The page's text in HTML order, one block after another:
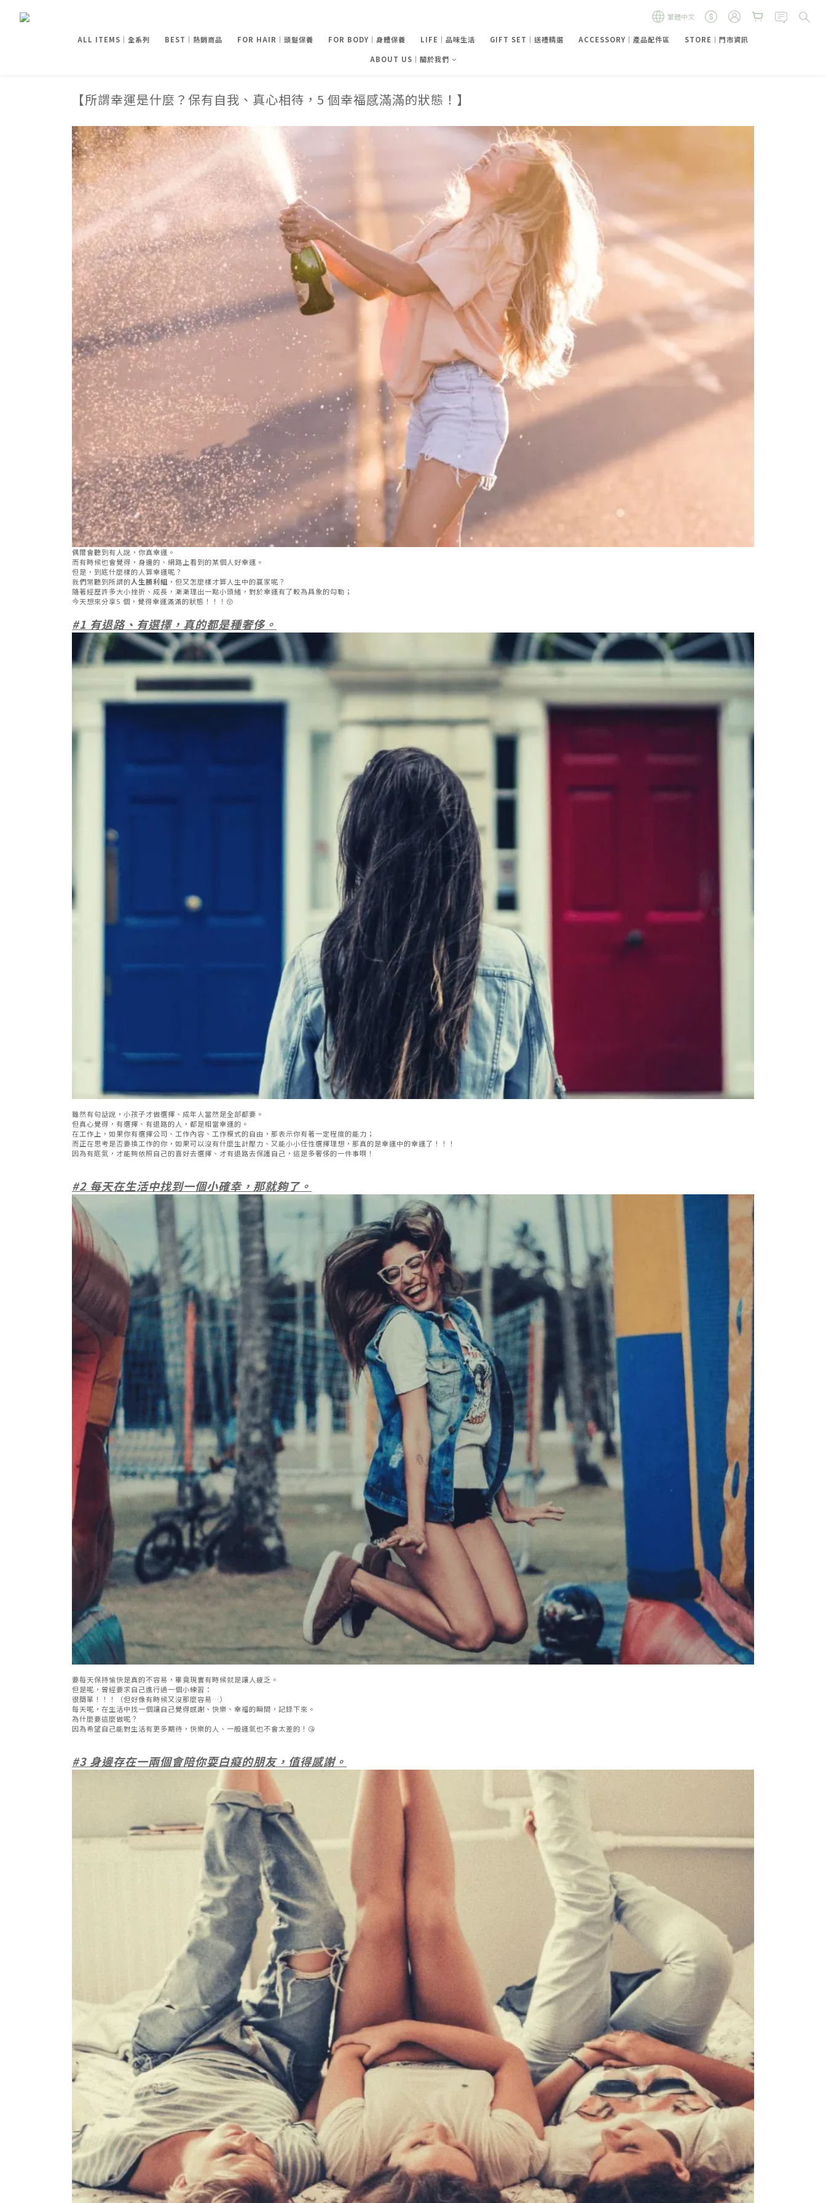
繁體中文
ALL ITEMS｜全系列 BEST｜熱銷商品 FOR HAIR｜頭髮保養 FOR BODY｜身體保養 LIFE｜品味生活 GIFT SET｜送禮精選 ACCESSORY｜產品配件區
STORE｜門市資訊
ABOUT US｜關於我們
【所謂幸運是什麼？保有自我、真心相待，5 個幸福感滿滿的狀態！】
偶爾會聽到有人說，你真幸運。
而有時候也會覺得，身邊的、網路上看到的某個人好幸運。
但是，到底什麼樣的人算幸運呢？
我們常聽到所謂的人生勝利組 ，但又怎麼樣才算人生中的贏家呢？
隨著經歷許多大小挫折、成長，漸漸理出一點小頭緒，對於幸運有了較為具象的勾勒；
今天想來分享5 個，覺得幸運滿滿的狀態！！！😚
#1 有退路、有選擇，真的都是種奢侈。
雖然有句話說，小孩子才做選擇、成年人當然是全部都要。
但真心覺得，有選擇、有退路的人，都是相當幸運的。
在工作上，如果你有選擇公司、工作內容、工作模式的自由，那表示你有著一定程度的能力；
而正在思考是否要換工作的你，如果可以沒有什麼生計壓力、又能小小任性選擇理想，那真的是幸運中的幸運了！！！
因為有底氣，才能夠依照自己的喜好去選擇、才有退路去保護自己，這是多奢侈的一件事啊！
#2 每天在生活中找到一個小確幸，那就夠了。
要每天保持愉快是真的不容易，畢竟現實有時候就是讓人疲乏。
但是呢，曾經要求自己進行過一個小練習：
很簡單！！！（但好像有時候又沒那麼容易…）
每天呢，在生活中找一個讓自己覺得感謝、快樂、幸福的瞬間，記錄下來。
為什麼要這麼做呢？
因為希望自己能對生活有更多期待，快樂的人、一般運氣也不會太差的！😘
#3 身邊存在一兩個會陪你耍白癡的朋友，值得感謝。